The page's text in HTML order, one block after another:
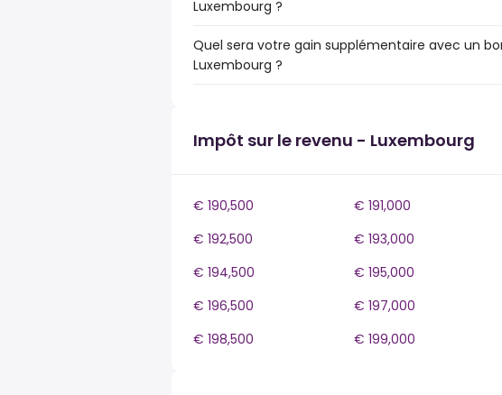
Luxembourg ?
Quel sera votre gain supplémentaire avec un
Luxembourg ?
Impôt sur le revenu - Luxembourg
€ 190,500 € 191,000
€ 192,500
€ 193,000
€ 194,500
€ 195,000
€ 196,500
€ 197,000
€ 198,500
€ 199,000